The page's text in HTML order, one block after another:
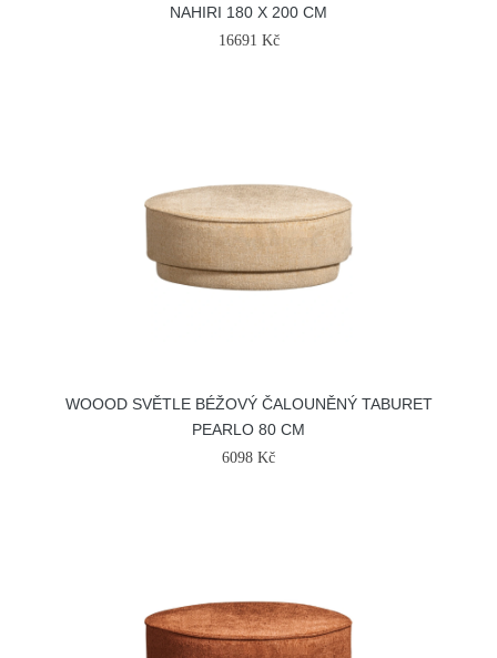
NAHIRI 180 X 200 CM
16691 Kč
WOOOD SVĚTLE BÉŽOVÝ ČALOUNĚNÝ TABURET
PEARLO 80 CM
6098 Kč